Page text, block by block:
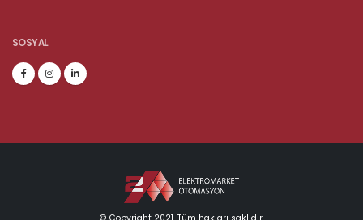
SOSYAL